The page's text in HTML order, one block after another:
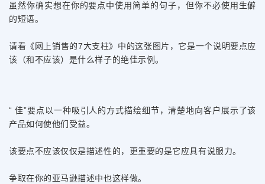
虽然你确实想在你的要点中使用简单的句子，但你不必使用生僻
的短语。
请看《网上销售的7大支柱》中的这张图片，它是一个说明要点应
该（和不应该）是什么样子的绝佳示例。
“ 佳”要点以一种吸引人的方式描绘细节，清楚地向客户展示了该
产品如何使他们受益。
该要点不应该仅仅是描述性的，更重要的是它应具有说服力。
争取在你的亚马逊描述中也这样做。